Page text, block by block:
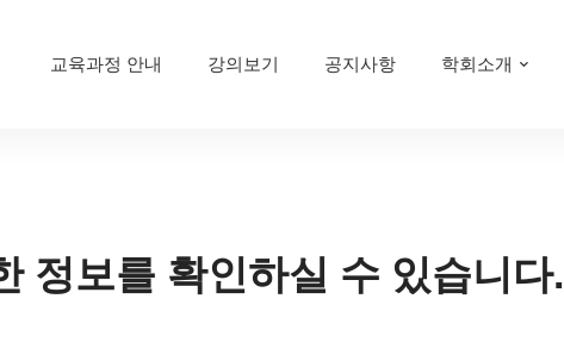
교육과정 안내 강의보기 공지사항 학회소개
정보를 확인하실 수 있습니다.